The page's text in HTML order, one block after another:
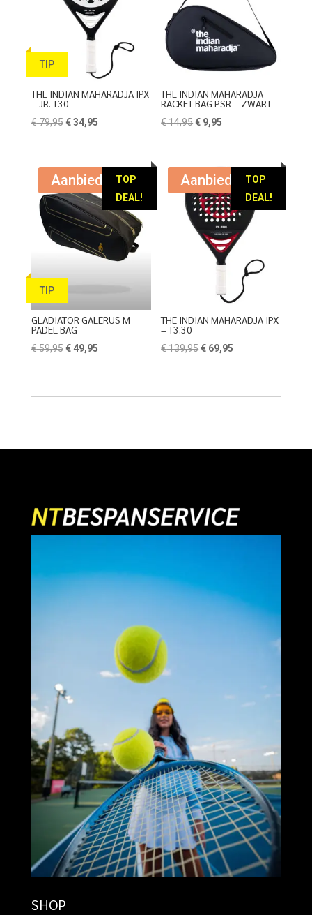
TIP
THE INDIAN MAHARADJA IPX
– JR. T30
€79,95 Oorspronkelijke
€ 79,95.
€34,95Huidige
€ 34,95.
THE INDIAN MAHARADJA
RACKET BAG PSR – ZWART
€14,95Oorspronkelijke
€ 14,95.
€ 9,95
€ 9,95.
TOP
DEAL!
TIP
Aanbieding!
GLADIATOR GALERUS M
PADEL BAG
€59,95 Oorspronkelijke
€49,95Huidige
TOP
DEAL!
Aanbieding!
THE INDIAN MAHARADJA IPX
– T3.30
€139,95Oorspronkelijke
€ 69,95
SHOP